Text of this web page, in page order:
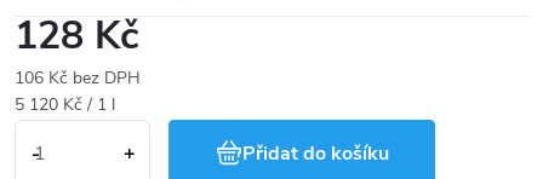
128 Kč
106 Kč bez DPH
Měrná
5 120 Kč / 1 l
Přidat do košíku